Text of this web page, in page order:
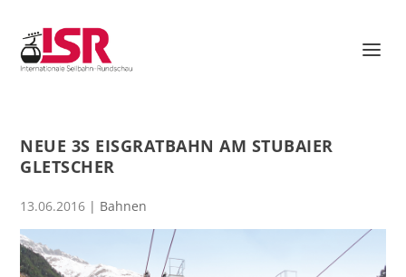
NEUE 3S EISGRATBAHN AM STUBAIER
GLETSCHER
13.06.2016 | Bahnen